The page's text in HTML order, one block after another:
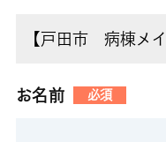
お名前 必須